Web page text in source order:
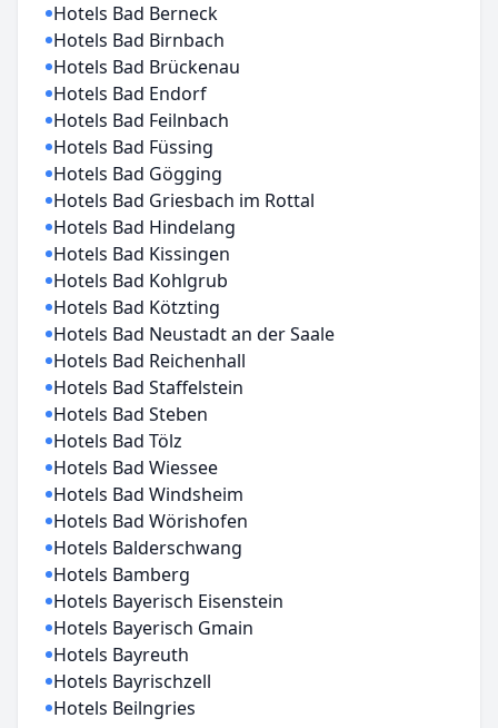
Hotels Bad Berneck
Hotels Bad Birnbach
Hotels Bad Brückenau
Hotels Bad Endorf
Hotels Bad Feilnbach
Hotels Bad Füssing
Hotels Bad Gögging
Hotels Bad Griesbach im Rottal
Hotels Bad Hindelang
Hotels Bad Kissingen
Hotels Bad Kohlgrub
Hotels Bad Kötzting
Hotels Bad Neustadt an der Saale
Hotels Bad Reichenhall
Hotels Bad Staffelstein
Hotels Bad Steben
Hotels Bad Tölz
Hotels Bad Wiessee
Hotels Bad Windsheim
Hotels Bad Wörishofen
Hotels Balderschwang
Hotels Bamberg
Hotels Bayerisch Eisenstein
Hotels Bayerisch Gmain
Hotels Bayreuth
Hotels Bayrischzell
Hotels Beilngries